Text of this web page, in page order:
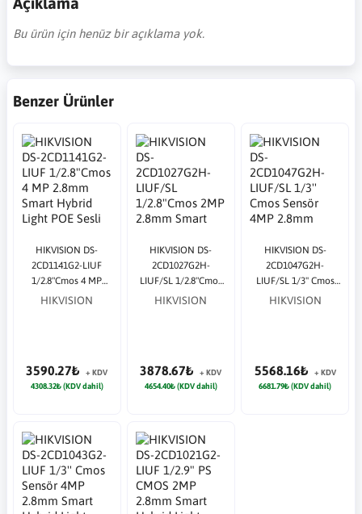
Bu ürün için henüz bir açıklama yok.
Benzer Ürünler
HIKVISION DS-
2CD1141G2-LIUF
1/2.8"Cmos 4 MP
2.8mm Smart Hybrid
HIKVISION
3590.27₺
+ KDV
4308.32₺ (KDV dahil)
HIKVISION DS-
2CD1027G2H-
LIUF/SL 1/2.8"Cmos
2MP 2.8mm Smart
HIKVISION
3878.67₺
+ KDV
4654.40₺ (KDV dahil)
HIKVISION DS-
2CD1047G2H-
LIUF/SL 1/3'' Cmos
Sensör 4MP 2.8mm
HIKVISION
5568.16₺
+ KDV
6681.79₺ (KDV dahil)